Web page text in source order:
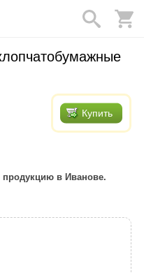
Купить
в Иванове.